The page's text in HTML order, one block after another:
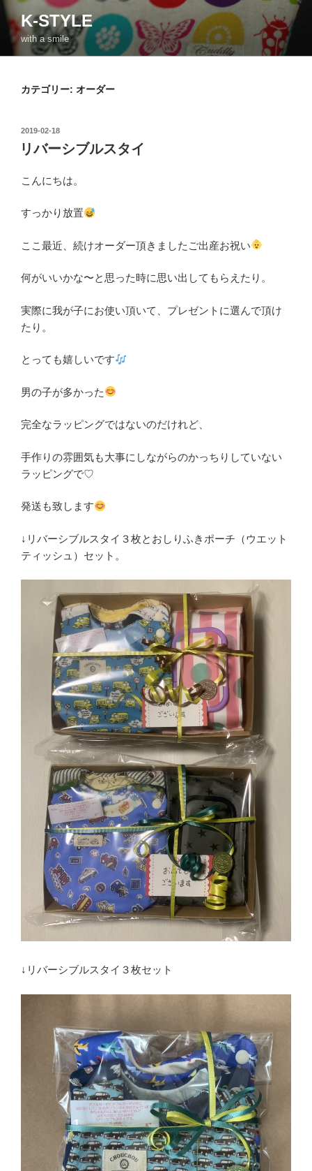
コ
ン
ン
K-STYLE
with a smile
カテゴリー: オーダー
投
稿
日:
2019-02-18
リバーシブルスタイ
こんにちは。
すっかり放置
ここ最近、続けオーダー頂きましたご出産お祝い
何がいいかな〜と思った時に思い出してもらえたり。
実際に我が子にお使い頂いて、プレゼントに選んで頂け
たり。
とっても嬉しいです
男の子が多かった
完全なラッピングではないのだけれど、
手作りの雰囲気も大事にしながらのかっちりしていない
ラッピングで♡
発送も致します
↓リバーシブルスタイ３枚とおしりふきポーチ（ウエット
ティッシュ）セット。
↓リバーシブルスタイ３枚セット